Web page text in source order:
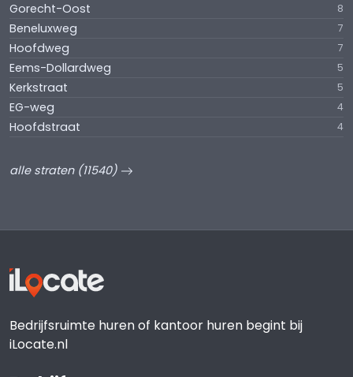
Gorecht-Oost 8
Beneluxweg 7
Hoofdweg 7
Eems-Dollardweg 5
Kerkstraat 5
EG-weg 4
Hoofdstraat 4
alle straten (11540)
Bedrijfsruimte huren of kantoor huren begint bij
iLocate.nl